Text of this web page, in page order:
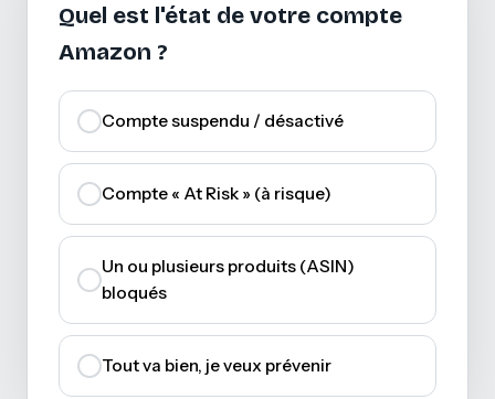
Quel est l'état de votre compte
Amazon ?
Compte suspendu / désactivé
Compte « At Risk » (à risque)
Un ou plusieurs produits (ASIN)
bloqués
Tout va bien, je veux prévenir